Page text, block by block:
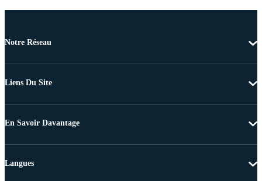
Notre Réseau
Liens Du Site
En Savoir Davantage
Langues